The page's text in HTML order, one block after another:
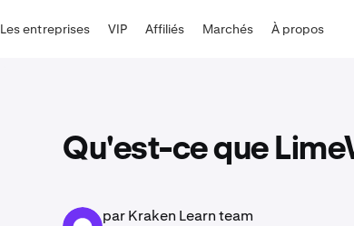
Les entreprises VIP Affiliés Marchés À propos
Qu'est-ce que
par Kraken Learn team